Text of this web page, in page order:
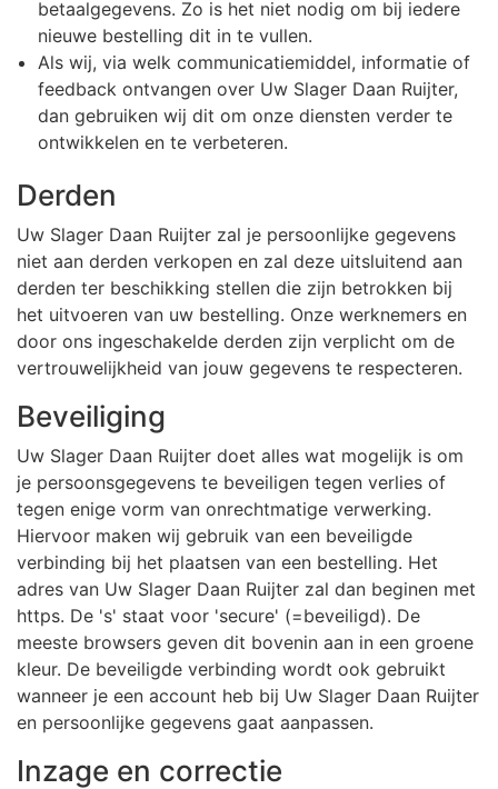
betaalgegevens. Zo is het niet nodig om bij iedere
nieuwe bestelling dit in te vullen.
Als wij, via welk communicatiemiddel, informatie of
feedback ontvangen over Uw Slager Daan Ruijter,
dan gebruiken wij dit om onze diensten verder te
ontwikkelen en te verbeteren.
Derden
Uw Slager Daan Ruijter zal je persoonlijke gegevens
niet aan derden verkopen en zal deze uitsluitend aan
derden ter beschikking stellen die zijn betrokken bij
het uitvoeren van uw bestelling. Onze werknemers en
door ons ingeschakelde derden zijn verplicht om de
vertrouwelijkheid van jouw gegevens te respecteren.
Beveiliging
Uw Slager Daan Ruijter doet alles wat mogelijk is om
je persoonsgegevens te beveiligen tegen verlies of
tegen enige vorm van onrechtmatige verwerking.
Hiervoor maken wij gebruik van een beveiligde
verbinding bij het plaatsen van een bestelling. Het
adres van Uw Slager Daan Ruijter zal dan beginen met
https. De 's' staat voor 'secure' (=beveiligd). De
meeste browsers geven dit bovenin aan in een groene
kleur. De beveiligde verbinding wordt ook gebruikt
wanneer je een account heb bij Uw Slager Daan Ruijter
en persoonlijke gegevens gaat aanpassen.
Inzage en correctie